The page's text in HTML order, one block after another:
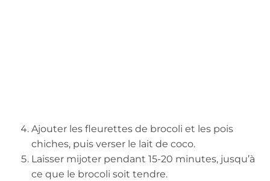
Ajouter les fleurettes de brocoli et les pois
chiches, puis verser le lait de coco.
Laisser mijoter pendant 15-20 minutes, jusqu’à
ce que le brocoli soit tendre.